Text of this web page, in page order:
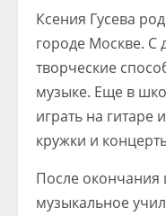
Ксения Гусева
городе Москве. С
творческие
музыке. Еще в
играть на
кружки и
После окончания
музыкальное